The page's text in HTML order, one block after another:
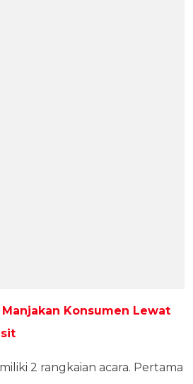
Manjakan Konsumen Lewat
2 rangkaian acara. Pertama